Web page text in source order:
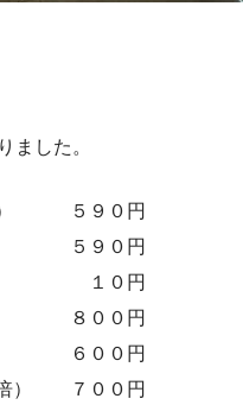
ました。
麺） ５９０円
５９０円
） １０円
８００円
００円
倍） ７００円